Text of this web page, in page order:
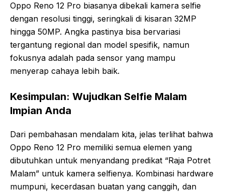
Oppo Reno 12 Pro biasanya dibekali kamera selfie
dengan resolusi tinggi, seringkali di kisaran 32MP
hingga 50MP. Angka pastinya bisa bervariasi
tergantung regional dan model spesifik, namun
fokusnya adalah pada sensor yang mampu
menyerap cahaya lebih baik.
Kesimpulan: Wujudkan Selfie Malam
Impian Anda
Dari pembahasan mendalam kita, jelas terlihat bahwa
Oppo Reno 12 Pro memiliki semua elemen yang
dibutuhkan untuk menyandang predikat “Raja Potret
Malam” untuk kamera selfienya. Kombinasi hardware
mumpuni, kecerdasan buatan yang canggih, dan